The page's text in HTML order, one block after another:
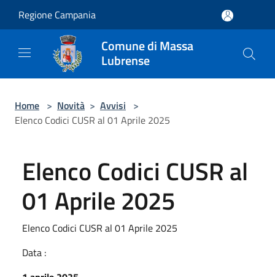
Regione Campania
Comune di Massa
Lubrense
Home > Novità > Avvisi >
Elenco Codici CUSR al 01 Aprile 2025
Elenco Codici CUSR al
01 Aprile 2025
Elenco Codici CUSR al 01 Aprile 2025
Data :